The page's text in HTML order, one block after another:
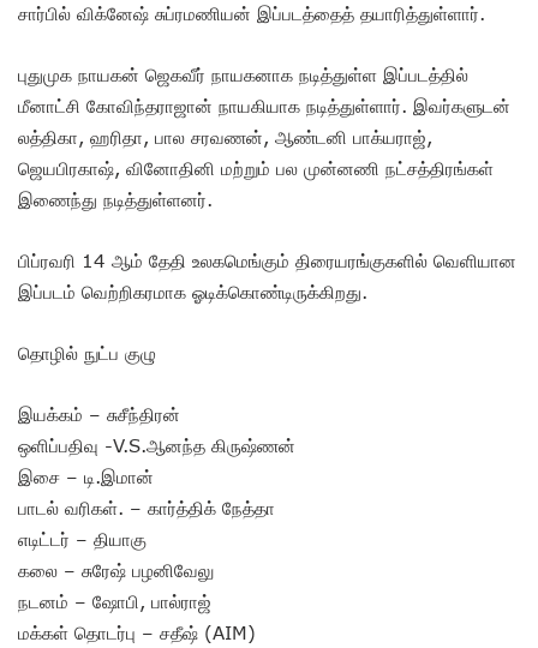
சார்பில் விக்னேஷ் சுப்ரமணியன் இப்படத்தைத் தயாரித்துள்ளார்.
புதுமுக நாயகன் ஜெகவீர் நாயகனாக நடித்துள்ள இப்படத்தில்
மீனாட்சி கோவிந்தராஜான் நாயகியாக நடித்துள்ளார். இவர்களுடன்
லத்திகா, ஹரிதா, பால சரவணன், ஆண்டனி பாக்யராஜ்,
ஜெயபிரகாஷ், வினோதினி மற்றும் பல முன்னணி நட்சத்திரங்கள்
இணைந்து நடித்துள்ளனர்.
பிப்ரவரி 14 ஆம் தேதி உலகமெங்கும் திரையரங்குகளில் வெளியான
இப்படம் வெற்றிகரமாக ஓடிக்கொண்டிருக்கிறது.
தொழில் நுட்ப குழு
இயக்கம் – சுசீந்திரன்
ஒளிப்பதிவு -V.S.ஆனந்த கிருஷ்ணன்
இசை – டி.இமான்
பாடல் வரிகள். – கார்த்திக் நேத்தா
எடிட்டர் – தியாகு
கலை – சுரேஷ் பழனிவேலு
நடனம் – ஷோபி, பால்ராஜ்
மக்கள் தொடர்பு – சதீஷ் (AIM)